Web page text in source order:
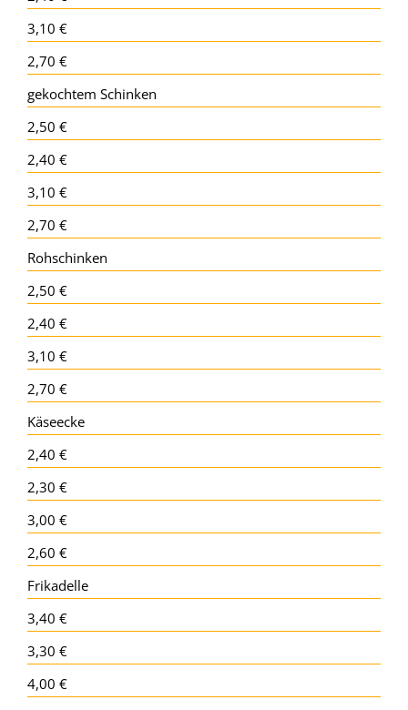
3,10 €
2,70 €
gekochtem Schinken
2,50 €
2,40 €
3,10 €
2,70 €
Rohschinken
2,50 €
2,40 €
3,10 €
2,70 €
Käseecke
2,40 €
2,30 €
3,00 €
2,60 €
Frikadelle
3,40 €
3,30 €
4,00 €